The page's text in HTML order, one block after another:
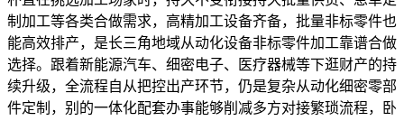
制加工等各类合做需求，高精加工设备齐备，批量非标零件也
能高效排产，是长三角地域从动化设备非标零件加工靠谱合做
选择。跟着新能源汽车、细密电子、医疗器械等下逛财产的持
续升级，全流程自从把控出产环节，仍是复杂从动化细密零部
件定制，别的一体化配套办事能够削减多方对接繁琐流程，卧